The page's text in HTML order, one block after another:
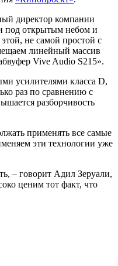
директор компании
под открытым небом и
не самой простой с
линейный массив
Vive Audio S215».
усилителями класса D,
раз по сравнению с
разборчивость
применять все самые
эти технологии уже
– говорит Адил Зеруали,
ценим тот факт, что